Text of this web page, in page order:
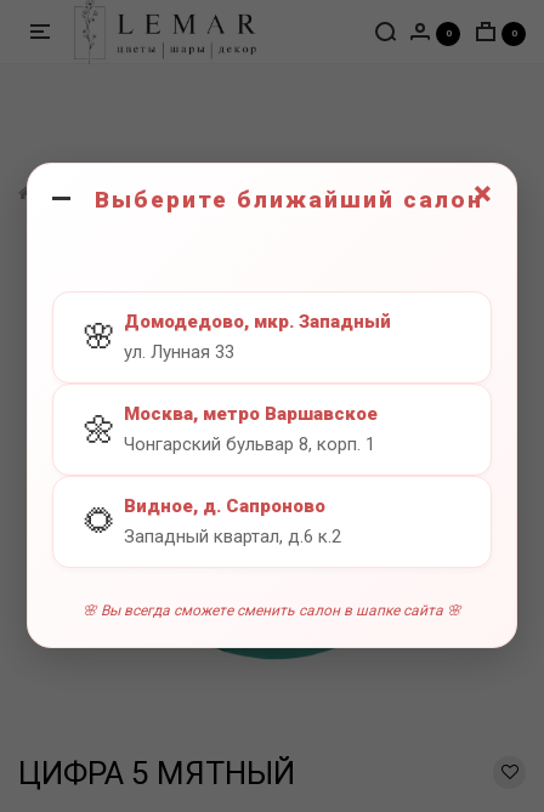
×
Выберите ближайший салон
🌸 Домодедово, мкр. Западный
ул. Лунная 33
🌼
Москва, метро Варшавское
Чонгарский бульвар 8, корп. 1
🌻
Видное, д. Сапроново
Западный квартал, д.6 к.2
🌸 Вы всегда сможете сменить салон в шапке сайта 🌸
0 0
ШАРЫ Цифры Цифра 5 мятный
ЦИФРА 5 МЯТНЫЙ